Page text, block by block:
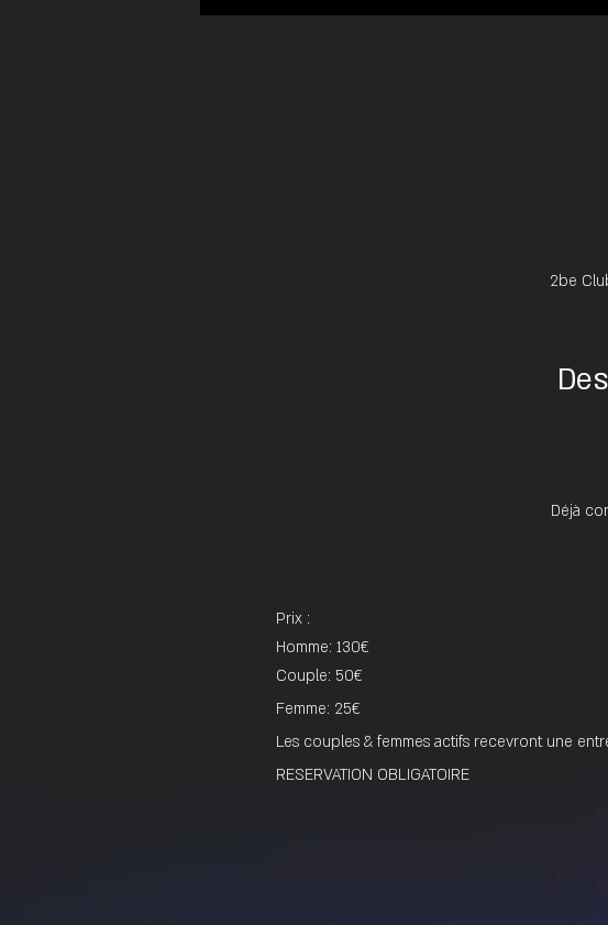
2be
Déjà
Prix :
Homme: 130€
Couple: 50€
Femme: 25€
Les couples & femmes actifs recevront une
RESERVATION OBLIGATOIRE